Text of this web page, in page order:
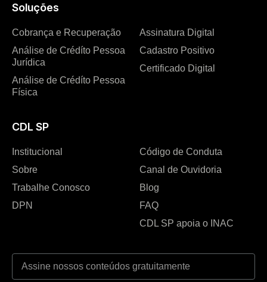
Soluções
Cobrança e Recuperação
Análise de Crédíto Pessoa
Jurídica
Análise de Crédíto Pessoa
Física
Assinatura Digital
Cadastro Positivo
Certificado Digital
CDL SP
Institucional
Sobre
Trabalhe Conosco
DPN
Código de Conduta
Canal de Ouvidoria
Blog
FAQ
CDL SP apoia o INAC